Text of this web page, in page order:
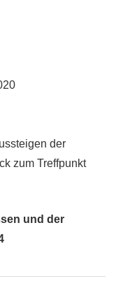
der
zum Treffpunkt
und der